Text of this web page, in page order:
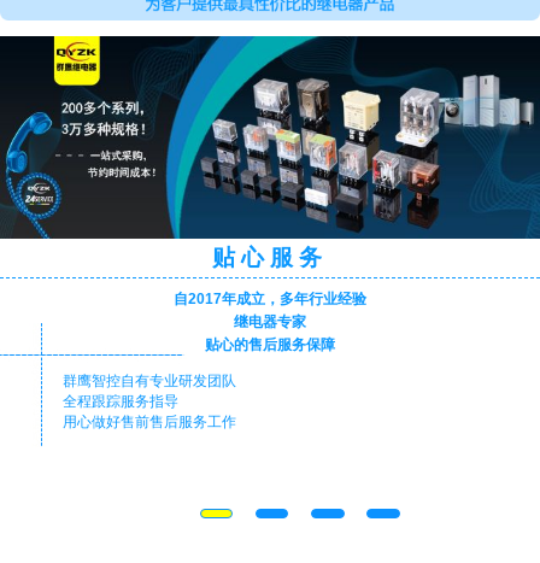
贴心服务
自2017年成立，多年行业经验
继电器专家
贴心的售后服务保障
群鹰智控自有专业研发团队
全程跟踪服务指导
用心做好售前售后服务工作